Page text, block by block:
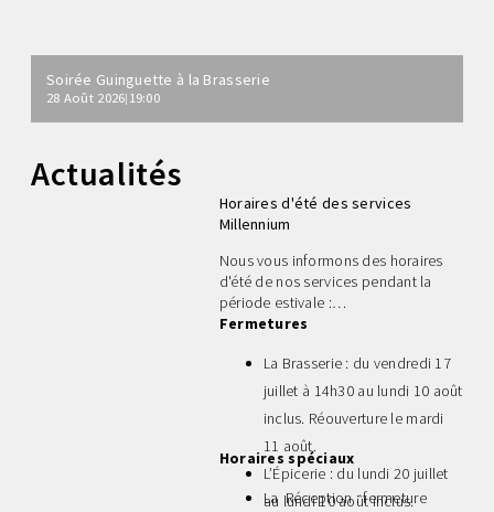
Soirée Guinguette à la Brasserie
28 Août 2026| 19:00
Actualités
Horaires d'été des services
Millennium
Nous vous informons des horaires
d'été de nos services pendant la
période estivale :
Fermetures
La Brasserie : du vendredi 17
juillet à 14h30 au lundi 10 août
inclus. Réouverture le mardi
11 août.
L’Épicerie : du lundi 20 juillet
au lundi 10 août inclus.
Horaires spéciaux
La Réception : fermeture